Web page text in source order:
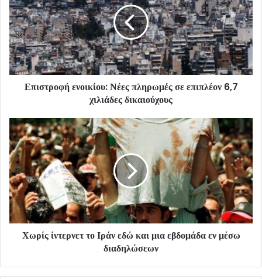
Επιστροφή ενοικίου: Νέες πληρωμές σε επιπλέον 6,7
χιλιάδες δικαιούχους
Χωρίς ίντερνετ το Ιράν εδώ και μια εβδομάδα εν μέσω
διαδηλώσεων